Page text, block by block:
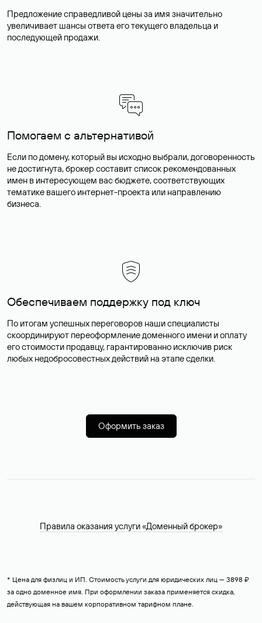
Предложение справедливой цены за имя значительно
увеличивает шансы ответа его текущего владельца и
последующей продажи.
Помогаем с альтернативой
Если по домену, который вы исходно выбрали, договоренность
не достигнута, брокер составит список рекомендованных
имен в интересующем вас бюджете, соответствующих
тематике вашего интернет-проекта или направлению
бизнеса.
Обеспечиваем поддержку под ключ
По итогам успешных переговоров наши специалисты
скоординируют переоформление доменного имени и оплату
его стоимости продавцу, гарантированно исключив риск
любых недобросовестных действий на этапе сделки.
Оформить заказ
Правила оказания услуги «Доменный брокер»
* Цена для физлиц и ИП. Стоимость услуги для юридических лиц — 3898 ₽
за одно доменное имя. При оформлении заказа применяется скидка,
действующая на вашем корпоративном тарифном плане.